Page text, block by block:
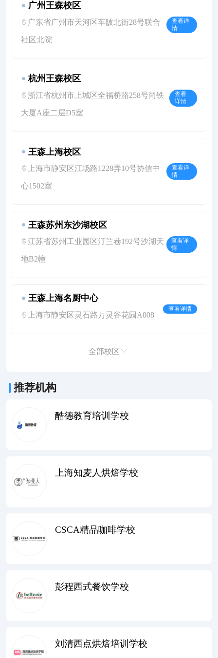
广州王森校区
广东省广州市天河区车陂北街28号联合
社区北院
查看详
情
杭州王森校区
浙江省杭州市上城区全福桥路258号尚铁
大厦A座二层D5室
查看
详情
王森上海校区
上海市静安区江场路1228弄10号协信中
心1502室
查看详
情
王森苏州东沙湖校区
江苏省苏州工业园区汀兰巷192号沙湖天
地B2幢
查看详
情
王森上海名厨中心
上海市静安区灵石路万灵谷花园A008
查看详情
全部校区
推荐机构
酷德教育培训学校
上海知麦人烘焙学校
CSCA精品咖啡学校
彭程西式餐饮学校
刘清西点烘焙培训学校